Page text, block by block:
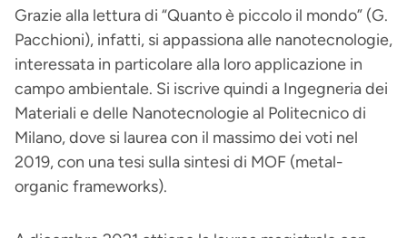
Grazie alla lettura di “Quanto è piccolo il mondo” (G.
Pacchioni), infatti, si appassiona alle nanotecnologie,
interessata in particolare alla loro applicazione in
campo ambientale. Si iscrive quindi a Ingegneria dei
Materiali e delle Nanotecnologie al Politecnico di
Milano, dove si laurea con il massimo dei voti nel
2019, con una tesi sulla sintesi di MOF (metal-
organic frameworks).